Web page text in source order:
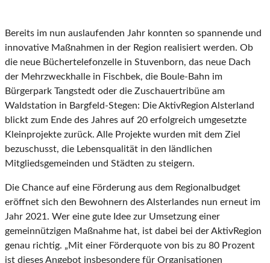
Bereits im nun auslaufenden Jahr konnten so spannende und
innovative Maßnahmen in der Region realisiert werden. Ob
die neue Büchertelefonzelle in Stuvenborn, das neue Dach
der Mehrzweckhalle in Fischbek, die Boule-Bahn im
Bürgerpark Tangstedt oder die Zuschauertribüne am
Waldstation in Bargfeld-Stegen: Die AktivRegion Alsterland
blickt zum Ende des Jahres auf 20 erfolgreich umgesetzte
Kleinprojekte zurück. Alle Projekte wurden mit dem Ziel
bezuschusst, die Lebensqualität in den ländlichen
Mitgliedsgemeinden und Städten zu steigern.
Die Chance auf eine Förderung aus dem Regionalbudget
eröffnet sich den Bewohnern des Alsterlandes nun erneut im
Jahr 2021. Wer eine gute Idee zur Umsetzung einer
gemeinnützigen Maßnahme hat, ist dabei bei der AktivRegion
genau richtig. „Mit einer Förderquote von bis zu 80 Prozent
ist dieses Angebot insbesondere für Organisationen